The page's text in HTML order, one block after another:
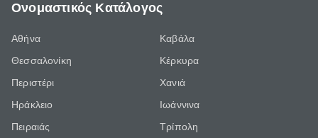
Ονομαστικός Κατάλογος
Αθήνα
Θεσσαλονίκη
Περιστέρι
Ηράκλειο
Πειραιάς
Καβάλα
Κέρκυρα
Χανιά
Ιωάννινα
Τρίπολη